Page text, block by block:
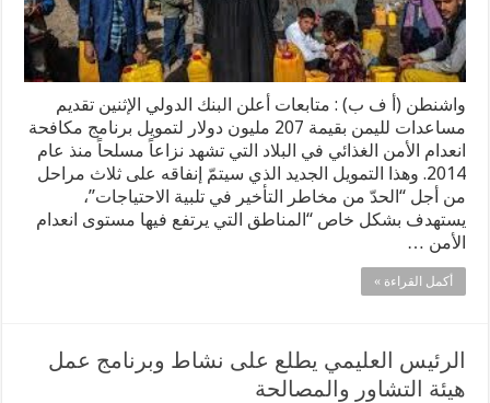
واشنطن (أ ف ب) : متابعات أعلن البنك الدولي الإثنين تقديم
مساعدات لليمن بقيمة 207 مليون دولار لتمويل برنامج مكافحة
انعدام الأمن الغذائي في البلاد التي تشهد نزاعاً مسلحاً منذ عام
2014. وهذا التمويل الجديد الذي سيتمّ إنفاقه على ثلاث مراحل
من أجل “الحدّ من مخاطر التأخير في تلبية الاحتياجات”،
يستهدف بشكل خاص “المناطق التي يرتفع فيها مستوى انعدام
الأمن …
أكمل القراءة »
الرئيس العليمي يطلع على نشاط وبرنامج عمل
هيئة التشاور والمصالحة